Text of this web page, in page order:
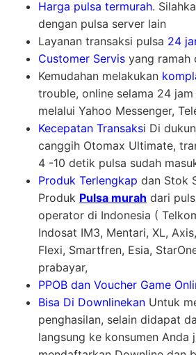
Harga pulsa termurah.
dengan pulsa server lain
Layanan transaksi pulsa 24
Customer Servis yang ramah
Kemudahan melakukan
trouble, online selama 24
melalui Yahoo Messenger,
Kecepatan Transaksi Di
canggih Otomax Ultimate,
4 -10 detik pulsa sudah
Produk Terlengkap dan Stok
Produk Pulsa murah dari
operator di Indonesia (
Indosat IM3, Mentari, XL,
Flexi, Smartfren, Esia,
prabayar,
PPOB dan Voucher Game
Bisa Di Downlinekan Untuk
penghasilan, selain didapat
langsung ke konsumen Anda